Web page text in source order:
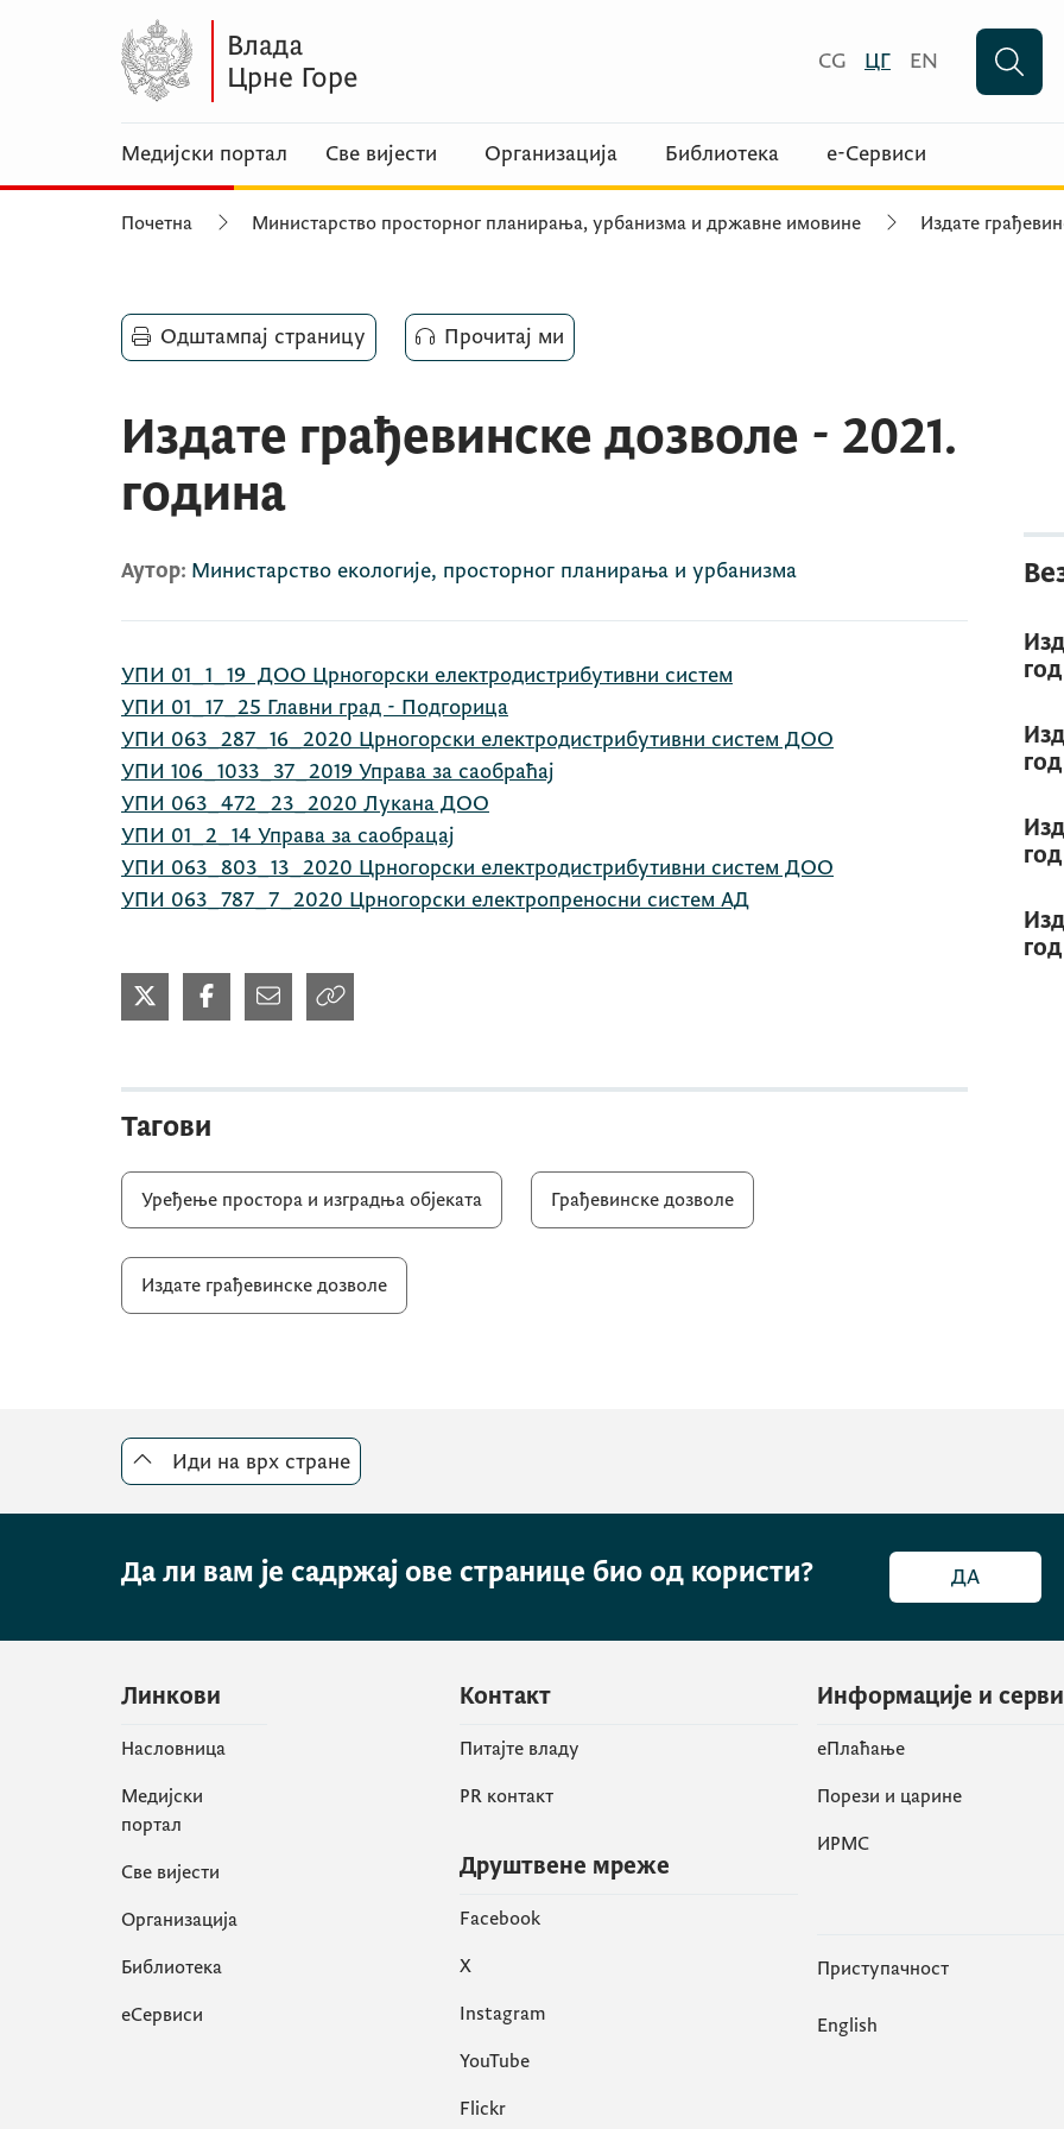
CG ЦГ EN
Медијски портал Све вијести Организација Библиотека е-Сервиси
Почетна Министарство просторног планирања, урбанизма и државне имовине Издате
Одштампај страницу Прочитај ми
Издате грађевинске дозволе - 2021.
година
Аутор: Министарство екологије, просторног планирања и урбанизма
УПИ 01_1_19 ДОО Црногорски електродистрибутивни систем
УПИ 01_17_25 Главни град - Подгорица
УПИ 063_287_16_2020 Црногорски електродистрибутивни систем ДОО
УПИ 106_1033_37_2019 Управа за саобраћај
УПИ 063_472_23_2020 Лукана ДОО
УПИ 01_2_14 Управа за саобрацај
УПИ 063_803_13_2020 Црногорски електродистрибутивни систем ДОО
УПИ 063_787_7_2020 Црногорски електропреносни систем АД
Тагови
Уређење простора и изградња објеката Грађевинске дозволе
Издате грађевинске дозволе
Иди на врх стране
Да ли вам је садржај ове странице био од користи? ДА
Линкови
Насловница
Медијски
портал
Све вијести
Организација
Библиотека
еСервиси
Контакт
Питајте владу
PR контакт
Друштвене мреже
Facebook
X
Instagram
YouTube
Flickr
Информације и
eПлаћање
Порези и царине
ИРМС
Приступачност
English